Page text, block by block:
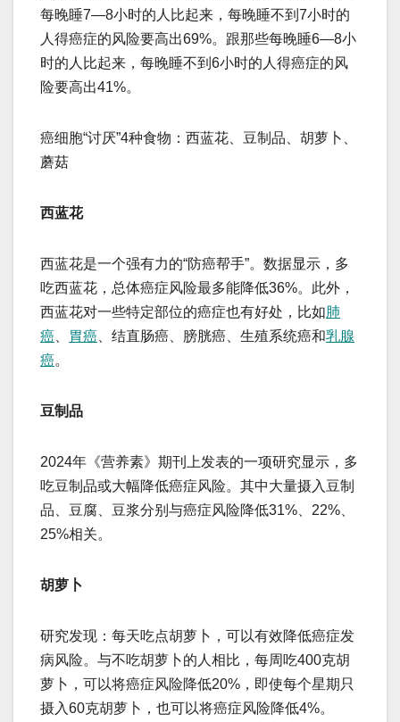
每晚睡7—8小时的人比起来，每晚睡不到7小时的
人得癌症的风险要高出69%。跟那些每晚睡6—8小
时的人比起来，每晚睡不到6小时的人得癌症的风
险要高出41%。
癌细胞“讨厌”4种食物：西蓝花、豆制品、胡萝卜、
蘑菇
西蓝花
西蓝花是一个强有力的“防癌帮手”。数据显示，多
吃西蓝花，总体癌症风险最多能降低36%。此外，
西蓝花对一些特定部位的癌症也有好处，比如肺
癌
胃癌 、结直肠癌、膀胱癌、生殖系统癌和乳腺
癌。
豆制品
2024年《营养素》期刊上发表的一项研究显示，多
吃豆制品或大幅降低癌症风险。其中大量摄入豆制
品、豆腐、豆浆分别与癌症风险降低31%、22%、
25%相关。
胡萝卜
研究发现：每天吃点胡萝卜，可以有效降低癌症发
病风险。与不吃胡萝卜的人相比，每周吃400克胡
萝卜，可以将癌症风险降低20%，即使每个星期只
摄入60克胡萝卜，也可以将癌症风险降低4%。